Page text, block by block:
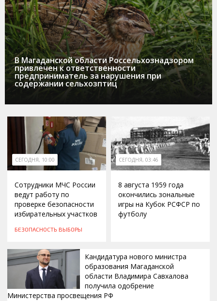
В Магаданской области Россельхознадзором
привлечен к ответственности
предприниматель за нарушения при
содержании сельхозптиц
СЕГОДНЯ, 10:00
Сотрудники МЧС России
ведут работу по
проверке безопасности
избирательных участков
БЕЗОПАСНОСТЬ ВЫБОРЫ
СЕГОДНЯ, 03:46
8 августа 1959 года
окончились зональные
игры на Кубок РСФСР по
футболу
Кандидатура нового министра
образования Магаданской
области Владимира Савхалова
получила одобрение
Министерства просвещения РФ